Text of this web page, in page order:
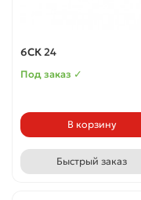
6СК 24
Под заказ ✓
В корзину
Быстрый заказ